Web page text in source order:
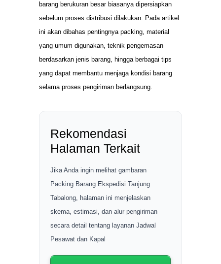
barang berukuran besar biasanya dipersiapkan
sebelum proses distribusi dilakukan. Pada artikel
ini akan dibahas pentingnya packing, material
yang umum digunakan, teknik pengemasan
berdasarkan jenis barang, hingga berbagai tips
yang dapat membantu menjaga kondisi barang
selama proses pengiriman berlangsung.
Rekomendasi
Halaman Terkait
Jika Anda ingin melihat gambaran
Packing Barang Ekspedisi Tanjung
Tabalong, halaman ini menjelaskan
skema, estimasi, dan alur pengiriman
secara detail tentang layanan Jadwal
Pesawat dan Kapal